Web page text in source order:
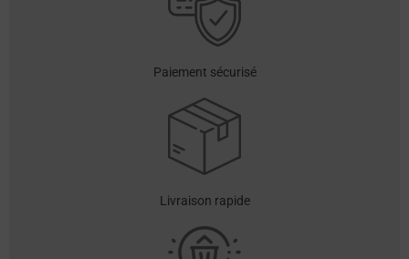
Paiement sécurisé
Livraison rapide